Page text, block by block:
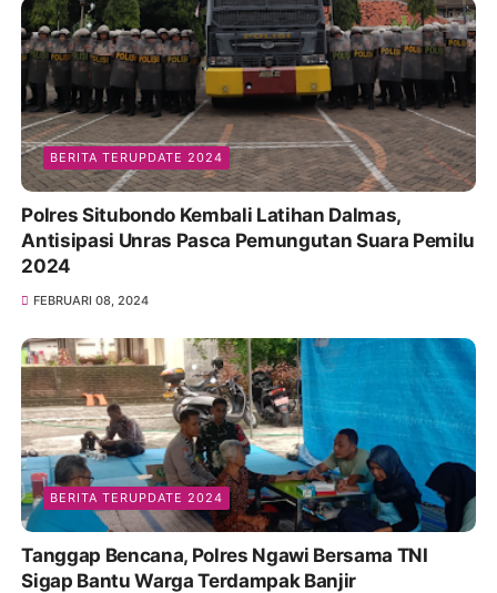
BERITA TERUPDATE 2024
Polres Situbondo Kembali Latihan Dalmas,
Antisipasi Unras Pasca Pemungutan Suara Pemilu
2024
FEBRUARI 08, 2024
BERITA TERUPDATE 2024
Tanggap Bencana, Polres Ngawi Bersama TNI
Sigap Bantu Warga Terdampak Banjir